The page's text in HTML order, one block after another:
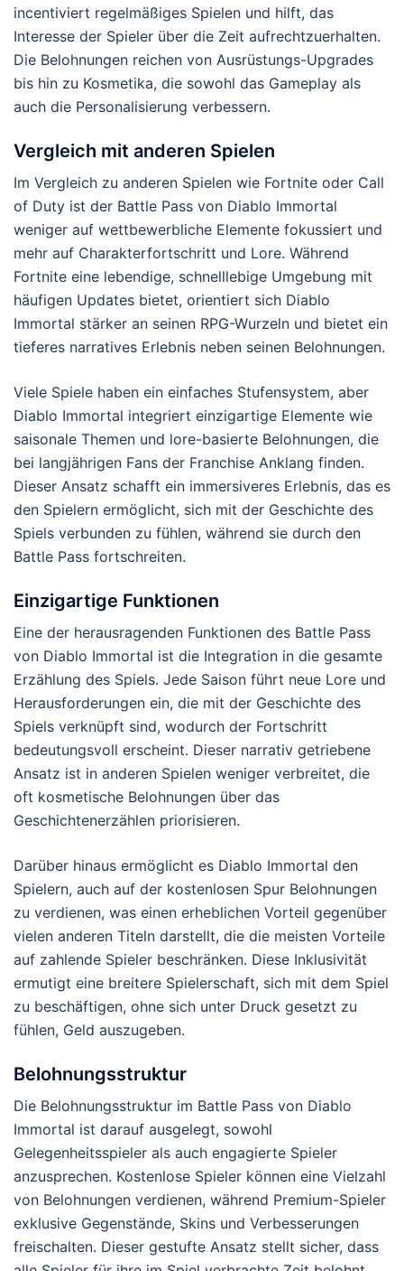
incentiviert regelmäßiges Spielen und hilft, das
Interesse der Spieler über die Zeit aufrechtzuerhalten.
Die Belohnungen reichen von Ausrüstungs-Upgrades
bis hin zu Kosmetika, die sowohl das Gameplay als
auch die Personalisierung verbessern.
Vergleich mit anderen Spielen
Im Vergleich zu anderen Spielen wie Fortnite oder Call
of Duty ist der Battle Pass von Diablo Immortal
weniger auf wettbewerbliche Elemente fokussiert und
mehr auf Charakterfortschritt und Lore. Während
Fortnite eine lebendige, schnelllebige Umgebung mit
häufigen Updates bietet, orientiert sich Diablo
Immortal stärker an seinen RPG-Wurzeln und bietet ein
tieferes narratives Erlebnis neben seinen Belohnungen.
Viele Spiele haben ein einfaches Stufensystem, aber
Diablo Immortal integriert einzigartige Elemente wie
saisonale Themen und lore-basierte Belohnungen, die
bei langjährigen Fans der Franchise Anklang finden.
Dieser Ansatz schafft ein immersiveres Erlebnis, das es
den Spielern ermöglicht, sich mit der Geschichte des
Spiels verbunden zu fühlen, während sie durch den
Battle Pass fortschreiten.
Einzigartige Funktionen
Eine der herausragenden Funktionen des Battle Pass
von Diablo Immortal ist die Integration in die gesamte
Erzählung des Spiels. Jede Saison führt neue Lore und
Herausforderungen ein, die mit der Geschichte des
Spiels verknüpft sind, wodurch der Fortschritt
bedeutungsvoll erscheint. Dieser narrativ getriebene
Ansatz ist in anderen Spielen weniger verbreitet, die
oft kosmetische Belohnungen über das
Geschichtenerzählen priorisieren.
Darüber hinaus ermöglicht es Diablo Immortal den
Spielern, auch auf der kostenlosen Spur Belohnungen
zu verdienen, was einen erheblichen Vorteil gegenüber
vielen anderen Titeln darstellt, die die meisten Vorteile
auf zahlende Spieler beschränken. Diese Inklusivität
ermutigt eine breitere Spielerschaft, sich mit dem Spiel
zu beschäftigen, ohne sich unter Druck gesetzt zu
fühlen, Geld auszugeben.
Belohnungsstruktur
Die Belohnungsstruktur im Battle Pass von Diablo
Immortal ist darauf ausgelegt, sowohl
Gelegenheitsspieler als auch engagierte Spieler
anzusprechen. Kostenlose Spieler können eine Vielzahl
von Belohnungen verdienen, während Premium-Spieler
exklusive Gegenstände, Skins und Verbesserungen
freischalten. Dieser gestufte Ansatz stellt sicher, dass